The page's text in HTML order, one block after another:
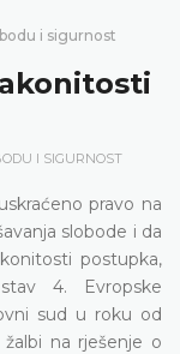
i sigurnost
I SIGURNOST
pravo na
slobode i da
postupka,
4. Evropske
sud u roku od
na rješenje o